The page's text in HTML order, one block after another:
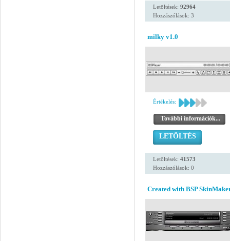
Letöltések: 92964
Hozzászólások: 3
milky v1.0
Értékelés:
További információk...
LETÖLTÉS
Letöltések: 41573
Hozzászólások: 0
Created with BSP